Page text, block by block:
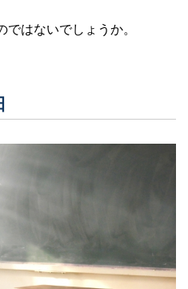
はないでしょうか。